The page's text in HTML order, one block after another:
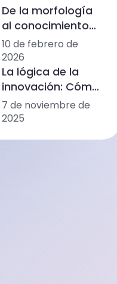
veterinario
biotecnológica
estadounidense
avanza en la
investigación del
PRP con Ozelle
De la morfología
al conocimiento
clínico:
Diagnósticos
basados en IA de
Ozelle en WHX
Labs Dubai 2026
10 de febrero de
2026
La lógica de la
innovación: Cómo
Ozelle está
remodelando el
7 de noviembre de
2025